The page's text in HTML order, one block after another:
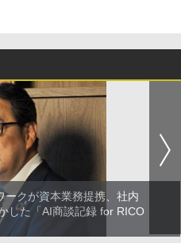
ークが資本業務提携、社内
した「AI商談記録 for RICO